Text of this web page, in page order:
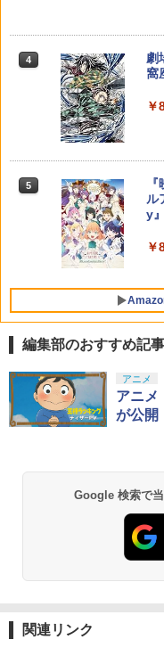
￥
鬼
【
典
￥
シ
￥
ロ
B
SG
￥
【
￥
ニ
【
￥
【
￥
4
劇
窩
￥
5
ル
y
￥
編集部のおすすめ記事
アニメ
アニメ
が公開
Google 検索で
関連リンク